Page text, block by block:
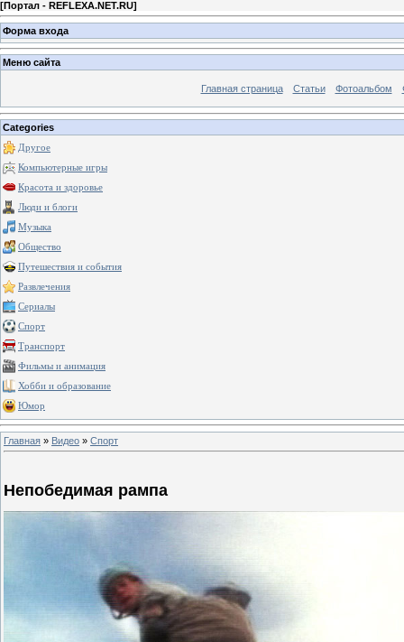
[Портал - REFLEXA.NET.RU]
Форма входа
Меню сайта
Главная страница Статьи Фотоальбом
Categories
Другое
Компьютерные игры
Красота и здоровье
Люди и блоги
Музыка
Общество
Путешествия и события
Развлечения
Сериалы
Спорт
Транспорт
Фильмы и анимация
Хобби и образование
Юмор
Главная » Видео » Спорт
Непобедимая рампа